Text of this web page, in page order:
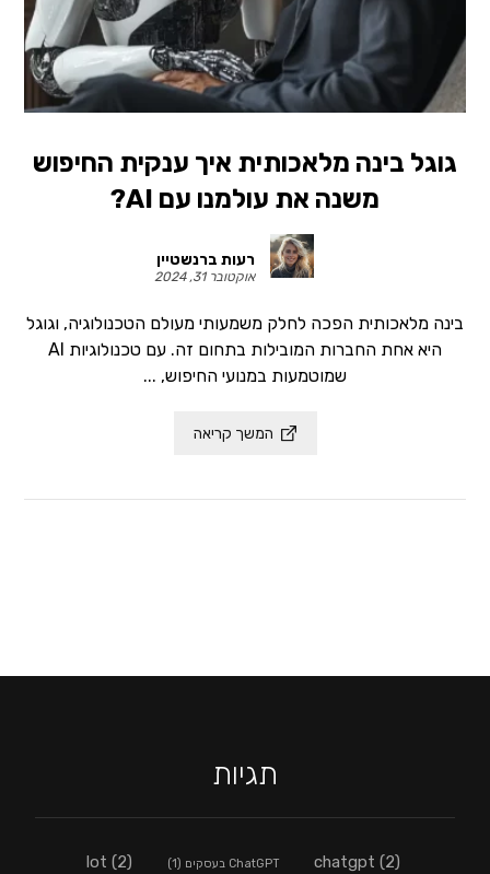
גוגל בינה מלאכותית איך ענקית החיפוש
משנה את עולמנו עם AI?
רעות ברנשטיין
אוקטובר 31, 2024
בינה מלאכותית הפכה לחלק משמעותי מעולם הטכנולוגיה, וגוגל
היא אחת החברות המובילות בתחום זה. עם טכנולוגיות AI
שמוטמעות במנועי החיפוש, ...
המשך קריאה
תגיות
chatgpt (2) ChatGPT בעסקים (1)
lot (2)